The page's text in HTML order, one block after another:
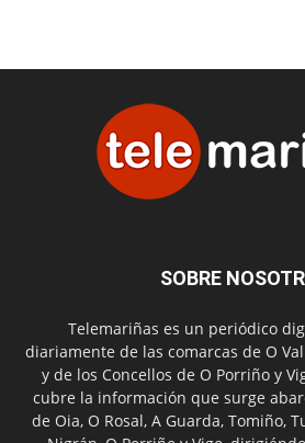
SOBRE
Telemariñas es un periódico
diariamente de las comarcas de O
y de los Concellos de O Porriño y
cubre la información que surge
de Oia, O Rosal, A Guarda, Tomiño,